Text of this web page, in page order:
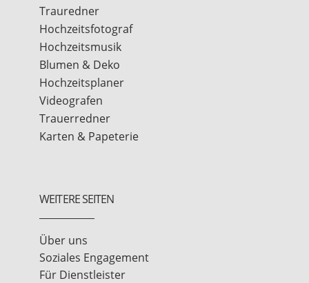
Trauredner
Hochzeitsfotograf
Hochzeitsmusik
Blumen & Deko
Hochzeitsplaner
Videografen
Trauerredner
Karten & Papeterie
WEITERE SEITEN
Über uns
Soziales Engagement
Für Dienstleister